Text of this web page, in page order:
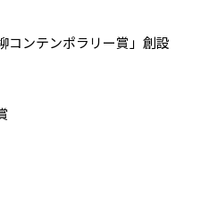
コンテンポラリー賞」創設